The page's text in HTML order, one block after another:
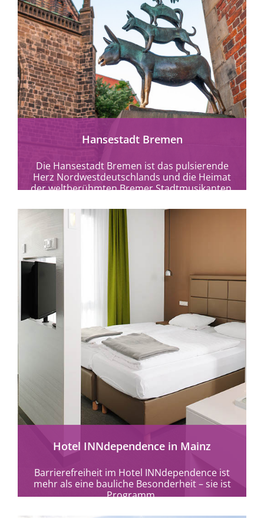
mehr erfahren
Hansestadt Bremen
Die Hansestadt Bremen ist das pulsierende
Herz Nordwestdeutschlands und die Heimat
der weltberühmten Bremer Stadtmusikanten.
mehr erfahren
Hotel INNdependence in Mainz
Barrierefreiheit im Hotel INNdependence ist
mehr als eine bauliche Besonderheit – sie ist
Programm.